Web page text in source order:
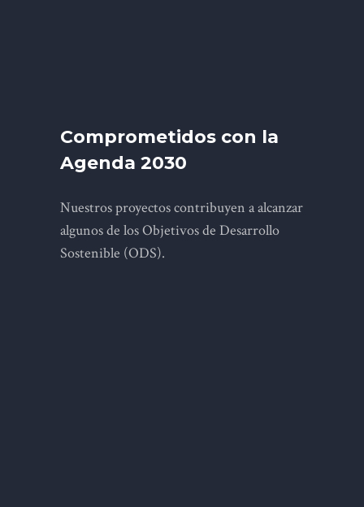
Comprometidos con la
Agenda 2030
Nuestros proyectos contribuyen a alcanzar
algunos de los Objetivos de Desarrollo
Sostenible (ODS).